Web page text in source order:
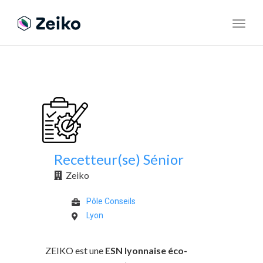
Recetteur(se) Sénior
Zeiko
Pôle Conseils
Lyon
ZEIKO est une ESN lyonnaise éco-